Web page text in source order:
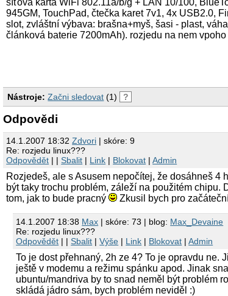
945GM, TouchPad, čtečka karet 7v1, 4x USB2.0,
slot, zvláštní výbava: brašna+myš, šasi - plast,
článková baterie 7200mAh). rozjedu na nem
Nástroje: Začni sledovat (1) ?
Odpovědi
14.1.2007 18:32Zdvori | skóre: 9
Re: rozjedu linux???
Odpovědět | |Sbalit | Link | Blokovat |Admin
Rozjedeš, ale s Asusem nepočítej, že dosáhneš 4
být taky trochu problém, záleží na použitém
tom, jak to bude pracný
Zkusil bych pro
14.1.2007 18:38 Max | skóre: 73 | blog: Max_Devaine
Re: rozjedu linux???
Odpovědět | |Sbalit |Výše | Link | Blokovat |Admin
To je dost přehnaný, 2h ze 4? To je opravdu ne.
ještě v modemu a režimu spánku apod. Jinak
ubuntu/mandriva by to snad neměl být problém
skládá jádro sám, bych problém neviděl :)